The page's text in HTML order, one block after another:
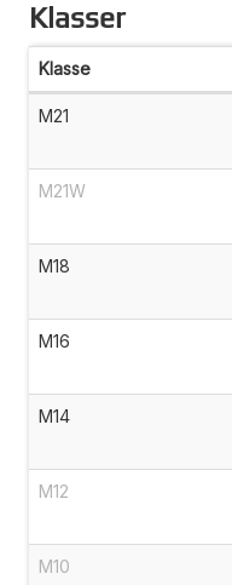
Klasser
Klasse
M21
M21W
M18
M16
M14
M12
M10